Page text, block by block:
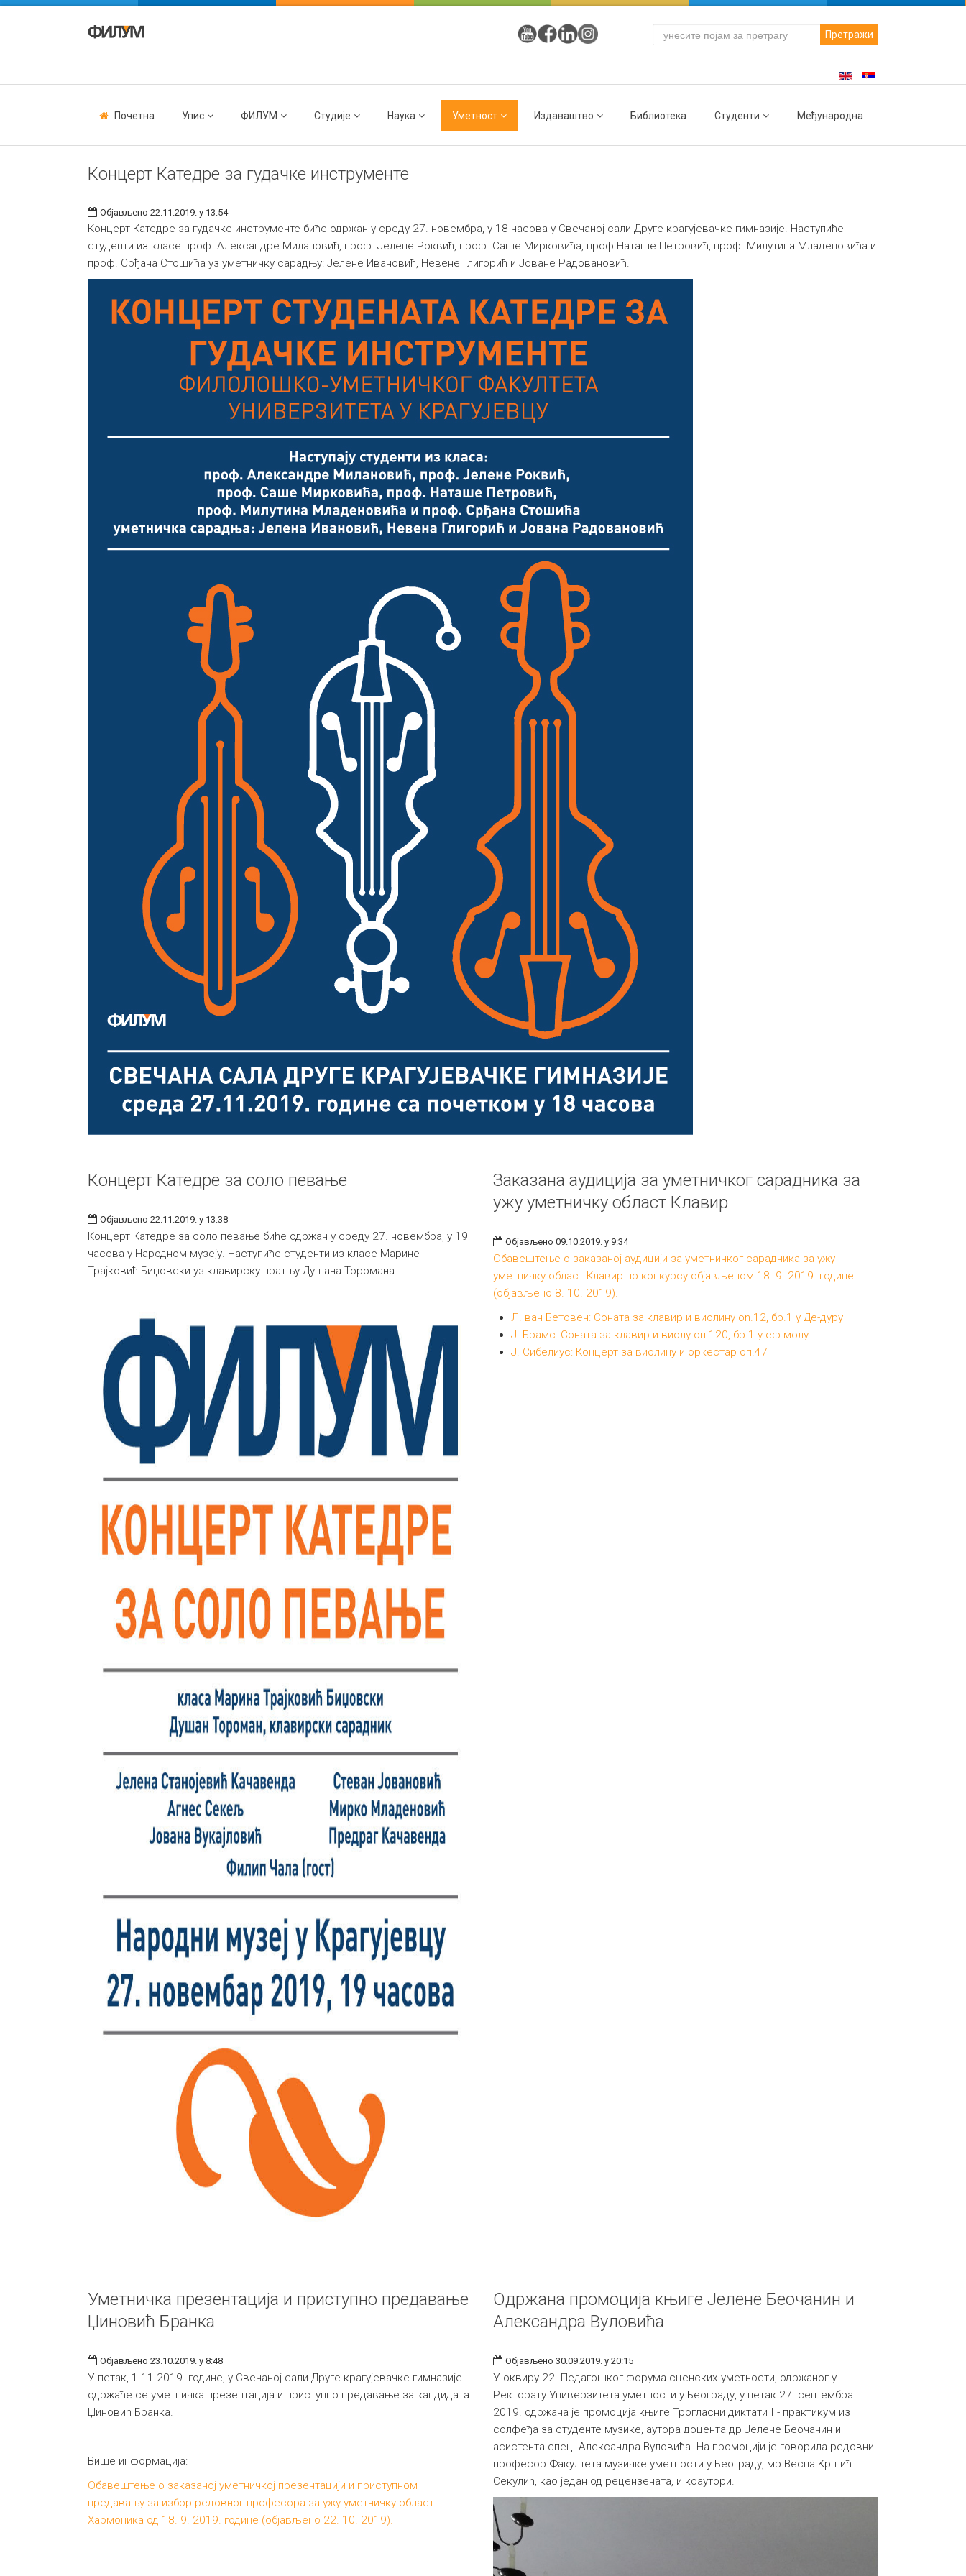
Претражи
Почетна Упис ФИЛУМ Студије Наука Уметност Издаваштво Библиотека Студенти Међународна
Концерт Катедре за гудачке инструменте
Објављено 22.11.2019. у 13:54
Концерт Катедре за гудачке инструменте биће одржан у среду 27. новембра, у 18 часова у Свечаној сали Друге крагујевачке гимназије. Наступиће
студенти из класе проф. Александре Милановић, проф. Јелене Роквић, проф. Саше Мирковића, проф.Наташе Петровић, проф. Милутина Младеновића и
проф. Срђана Стошића уз уметничку сарадњу: Јелене Ивановић, Невене Глигорић и Јоване Радовановић.
Концерт Катедре за соло певање
Објављено 22.11.2019. у 13:38
Концерт Катедре за соло певање биће одржан у среду 27. новембра, у 19
часова у Народном музеју. Наступиће студенти из класе Марине
Трајковић Биџовски уз клавирску пратњу Душана Торомана.
Заказана аудиција за уметничког сарадника за
ужу уметничку област Клавир
Објављено 09.10.2019. у 9:34
Обавештење о заказаној аудицији за уметничког сарадника за ужу
уметничку област Клавир по конкурсу објављеном 18. 9. 2019. године
(објављено 8. 10. 2019).
Л. ван Бетовен: Соната за клавир и виолину on.12, бр.1 у Де-дуру
Ј. Брамс: Соната за клавир и виолу оп.120, бр.1 у еф-молу
Ј. Сибелиус: Концерт за виолину и оркестар оп.47
Уметничка презентација и приступно предавање
Џиновић Бранка
Објављено 23.10.2019. у 8:48
У петак, 1.11.2019. године, у Свечаној сали Друге крагујевачке гимназије
одржаће се уметничка презентација и приступно предавање за кандидата
Џиновић Бранка.
Више информација:
Обавештење о заказаној уметничкој презентацији и приступном
предавању за избор редовног професора за ужу уметничку област
Хармоника од 18. 9. 2019. године (објављено 22. 10. 2019).
Одржана промоција књиге Јелене Беочанин и
Александра Вуловића
Објављено 30.09.2019. у 20:15
У оквиру 22. Педагошког форума сценских уметности, одржаног у
Ректорату Универзитета уметности у Београду, у петак 27. септембра
2019. одржана је промоција књиге Трогласни диктати I - практикум из
солфеђа за студенте музике, аутора доцента др Јелене Беочанин и
асистента спец. Александра Вуловића. На промоцији је говорила редовни
професор Факултета музичке уметности у Београду, мр Весна Kршић
Секулић, као један од рецензената, и коаутори.